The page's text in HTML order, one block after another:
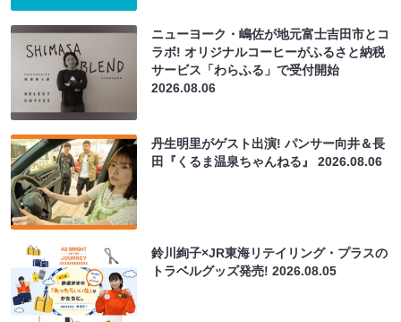
ニューヨーク・嶋佐が地元富士吉田市とコ
ラボ! オリジナルコーヒーがふるさと納税
サービス「わらふる」で受付開始
2026.08.06
丹生明里がゲスト出演! パンサー向井＆長
田『くるま温泉ちゃんねる』2026.08.06
鈴川絢子×JR東海リテイリング・プラスの
トラベルグッズ発売!2026.08.05